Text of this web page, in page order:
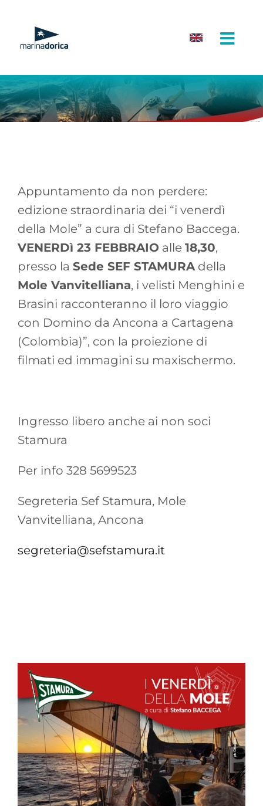
contenuto
Appuntamento da non perdere:
edizione straordinaria dei “i venerdì
della Mole” a cura di Stefano Baccega.
VENERDì 23 FEBBRAIO alle 18,30,
presso la Sede SEF STAMURAdella
Mole Vanvitelliana, i velisti Menghini e
Brasini racconteranno il loro viaggio
con Domino da Ancona a Cartagena
(Colombia)”, con la proiezione di
filmati ed immagini su maxischermo.
Ingresso libero anche ai non soci
Stamura
Per info 328 5699523
Segreteria Sef Stamura, Mole
Vanvitelliana, Ancona
segreteria@sefstamura.it